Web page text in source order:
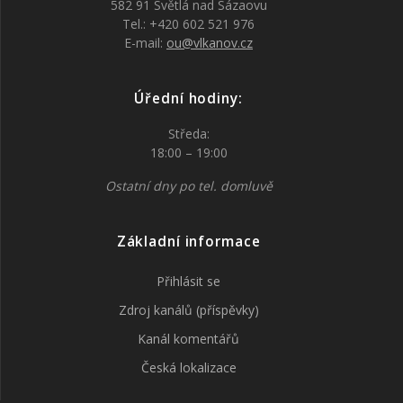
582 91 Světlá nad Sázaovu
Tel.: +420 602 521 976
E-mail: ou@vlkanov.cz
Úřední hodiny:
Středa:
18:00 – 19:00
Ostatní dny po tel. domluvě
Základní informace
Přihlásit se
Zdroj kanálů (příspěvky)
Kanál komentářů
Česká lokalizace